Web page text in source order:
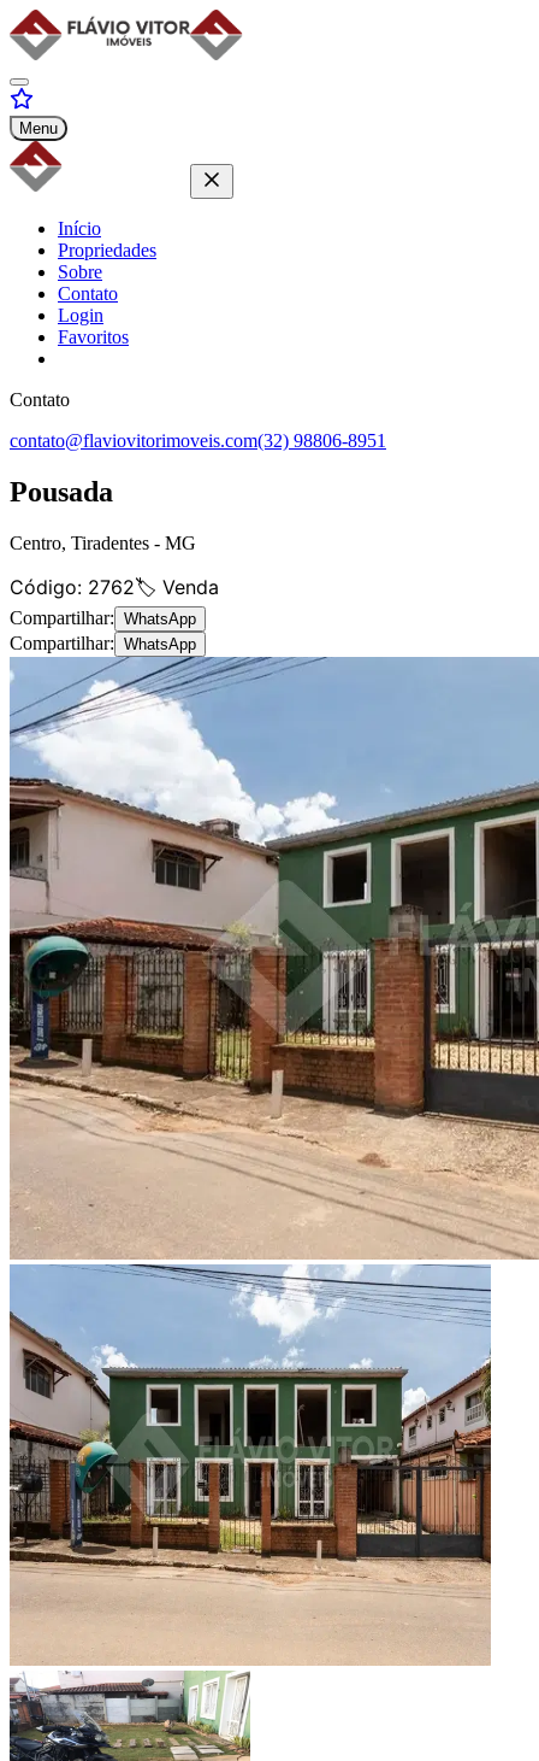
Menu
Início
Propriedades
Sobre
Contato
Login
Favoritos
Contato
contato@flaviovitorimoveis.com(32) 98806-8951
Pousada
Centro, Tiradentes - MG
Código: 2762🏷️ Venda
Compartilhar: WhatsApp
Compartilhar: WhatsApp